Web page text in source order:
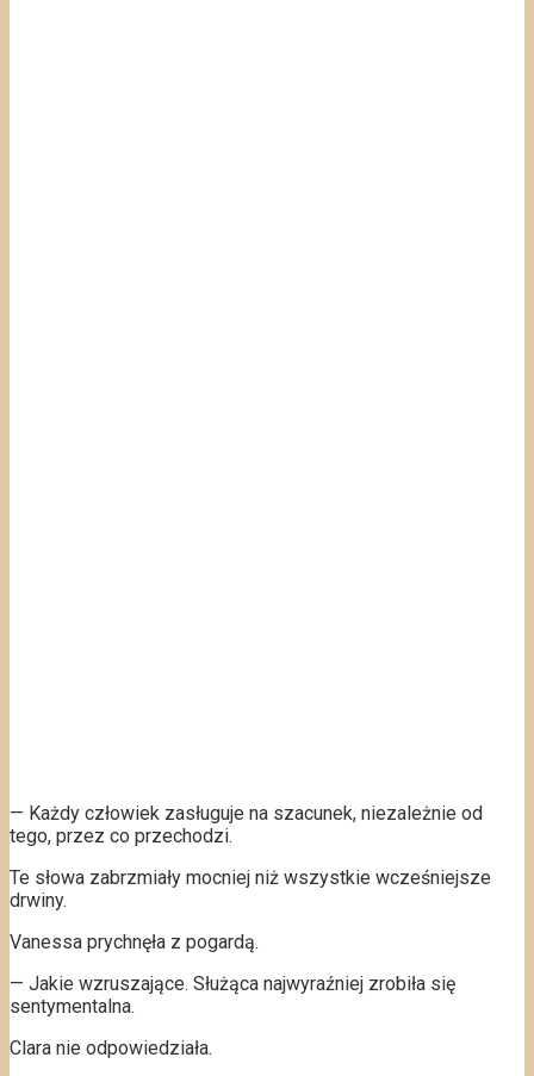
— Każdy człowiek zasługuje na szacunek, niezależnie od
tego, przez co przechodzi.
Te słowa zabrzmiały mocniej niż wszystkie wcześniejsze
drwiny.
Vanessa prychnęła z pogardą.
— Jakie wzruszające. Służąca najwyraźniej zrobiła się
sentymentalna.
Clara nie odpowiedziała.